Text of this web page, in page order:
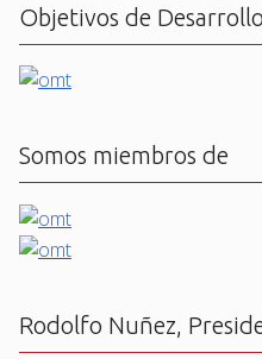
Objetivos de
Somos miembros de
Rodolfo Nuñez,